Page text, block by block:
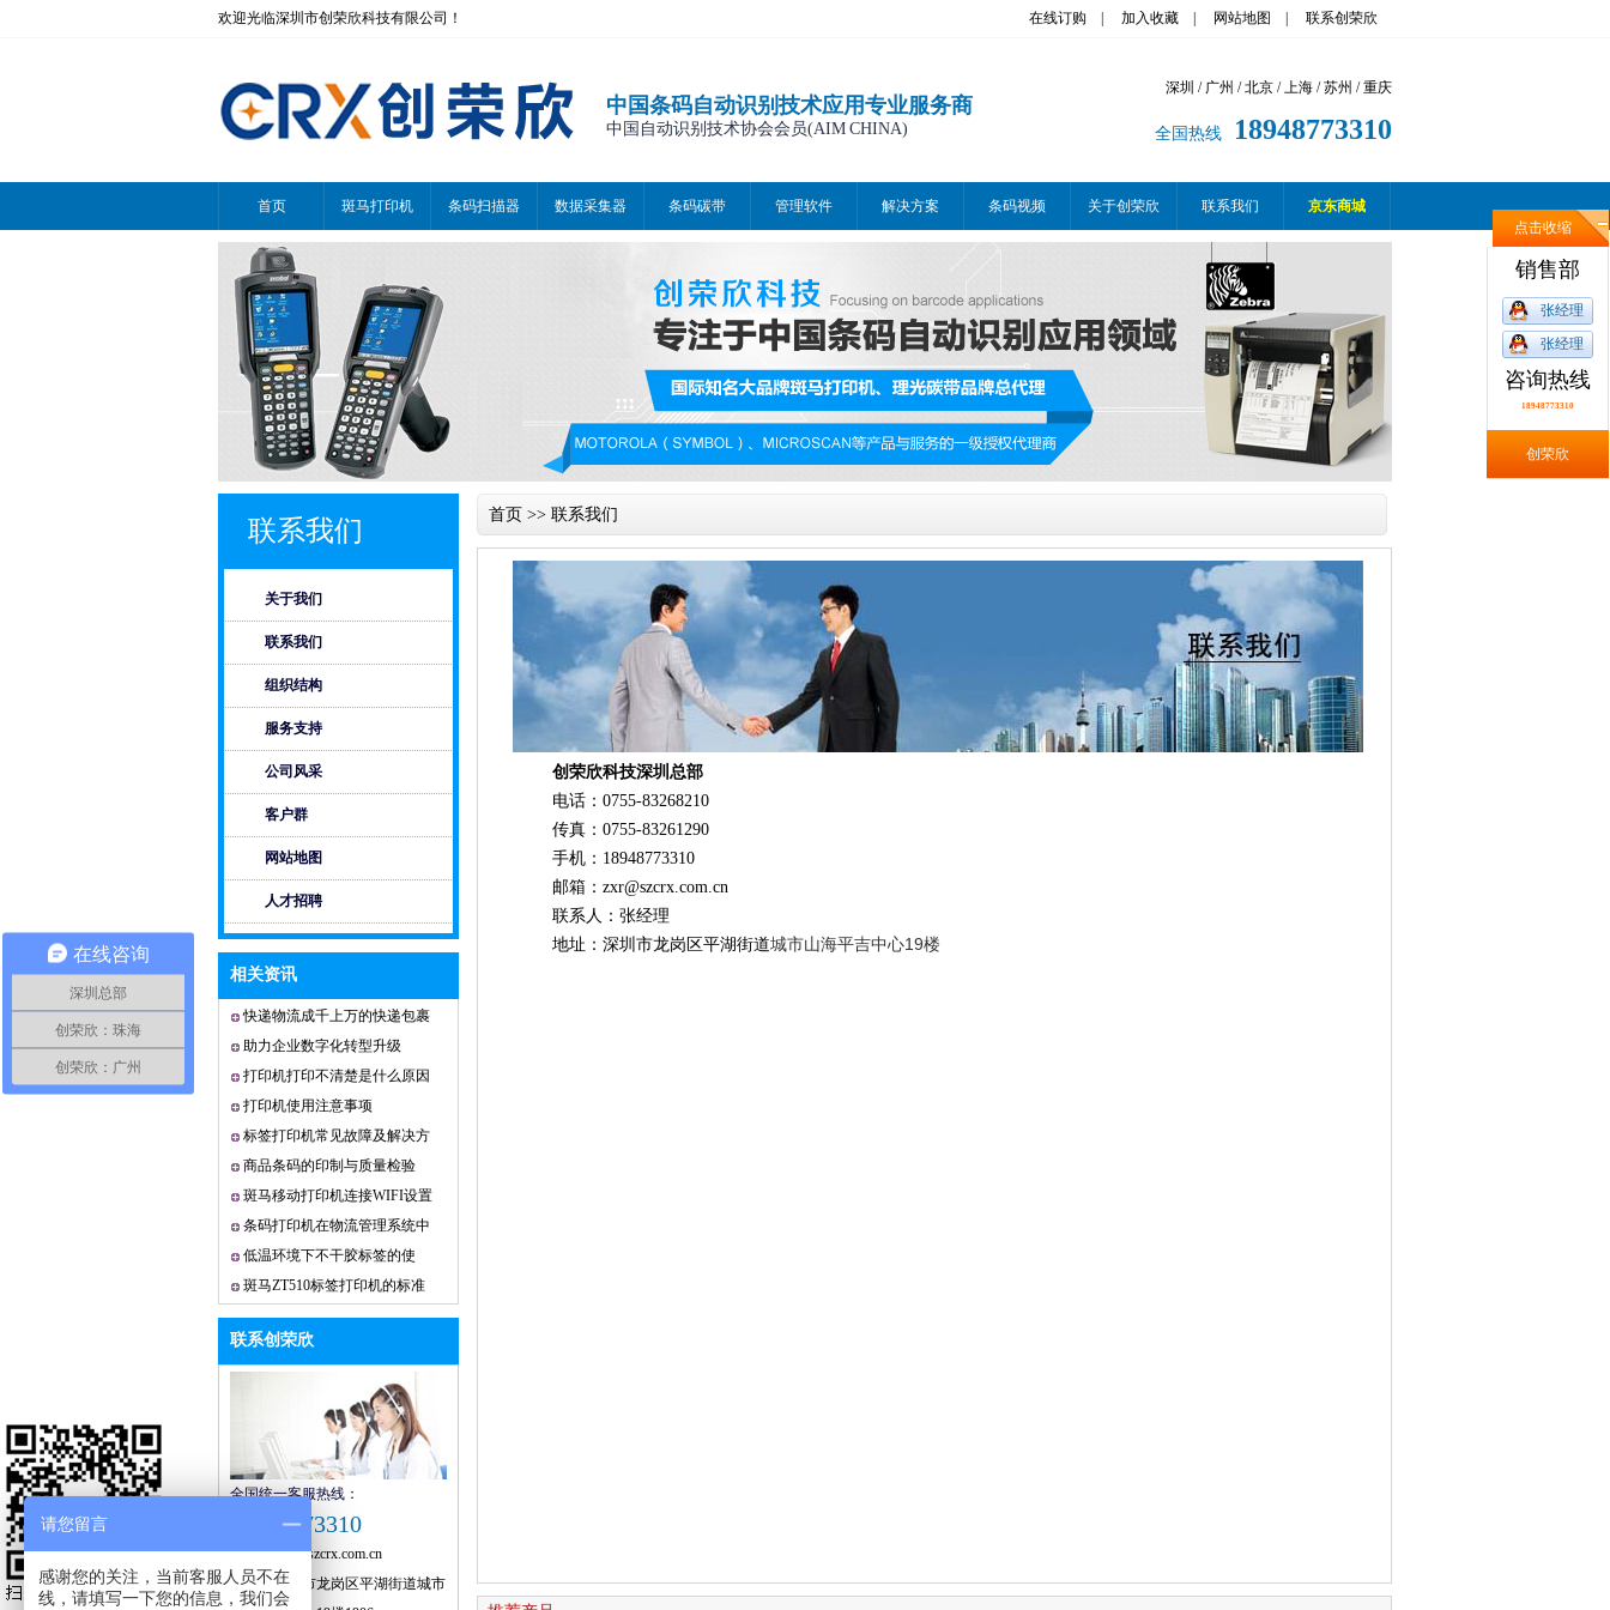
欢迎光临深圳市创荣欣科技有限公司！ 在线订购 加入收藏 网站地图 联系创荣欣
中国条码自动识别技术应用专业服务商
中国自动识别技术协会会员(AIM CHINA)
深圳 / 广州 / 北京 / 上海 / 苏州 / 重庆
全国热线 18948773310
首页 斑马打印机 条码扫描器 数据采集器 条码碳带 管理软件 解决方案 条码视频 关于创荣欣 联系我们 京东商城
联系我们
关于我们
联系我们
组织结构
服务支持
公司风采
客户群
网站地图
人才招聘
相关资讯
快递物流成千上万的快递包裹
都是用什么手持终端
助力企业数字化转型升级
打印机打印不清楚是什么原因
打印机使用注意事项
标签打印机常见故障及解决方
法
商品条码的印制与质量检验
斑马移动打印机连接WIFI设置
条码打印机在物流管理系统中
的应用
低温环境下不干胶标签的使
用！
斑马ZT510标签打印机的标准
控制面板
联系创荣欣
全国统一客服热线：
18948773310
Email：zxr@szcrx.com.cn
地址：深圳市龙岗区平湖街道城市
首页 >> 联系我们
创荣欣科技深圳总部
电话：0755-83268210
传真：0755-83261290
手机：18948773310
邮箱：zxr@szcrx.com.cn
联系人：张经理
地址：深圳市龙岗区平湖街道城市山海平吉中心19楼
点击收缩
销售部
张经理
张经理
咨询热线
18948773310
创荣欣
在线咨询
深圳总部
创荣欣：珠海
创荣欣：广州
请您留言
感谢您的关注，当前客服人员不在
线，请填写一下您的信息，我们会